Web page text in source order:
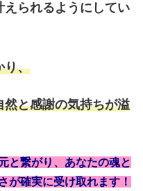
えられるようにしてい
り、
然と感謝の気持ちが溢
と繋がり、あなたの魂と
が確実に受け取れます！